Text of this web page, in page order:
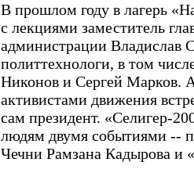
В прошлом году в лагерь
с лекциями заместитель
администрации Владислав
политтехнологи, в том
Никонов и Сергей Марков.
активистами движения
сам президент. «Селигер-
людям двумя событиями --
Чечни Рамзана Кадырова и